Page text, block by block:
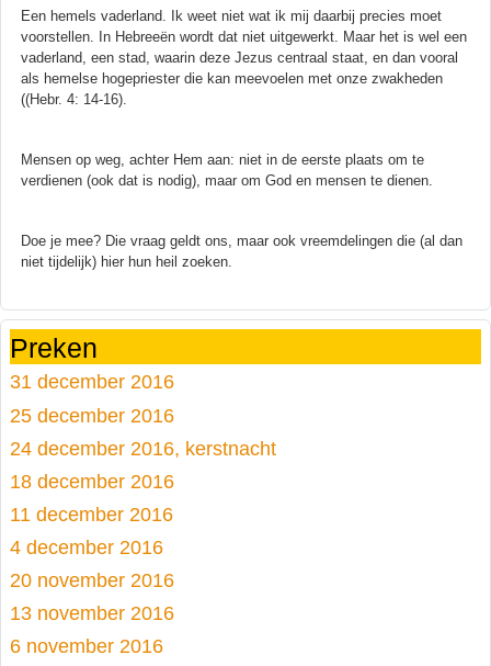
Een hemels vaderland. Ik weet niet wat ik mij daarbij precies moet
voorstellen. In Hebreeën wordt dat niet uitgewerkt. Maar het is wel een
vaderland, een stad, waarin deze Jezus centraal staat, en dan vooral
als hemelse hogepriester die kan meevoelen met onze zwakheden
((Hebr. 4: 14-16).
Mensen op weg, achter Hem aan: niet in de eerste plaats om te
verdienen (ook dat is nodig), maar om God en mensen te dienen.
Doe je mee? Die vraag geldt ons, maar ook vreemdelingen die (al dan
niet tijdelijk) hier hun heil zoeken.
Preken
31 december 2016
25 december 2016
24 december 2016, kerstnacht
18 december 2016
11 december 2016
4 december 2016
20 november 2016
13 november 2016
6 november 2016